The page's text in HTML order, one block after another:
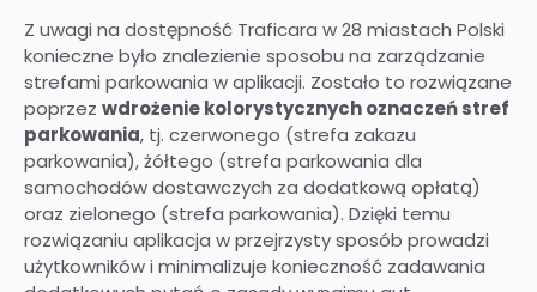
Z uwagi na dostępność Traficara w 28 miastach Polski
konieczne było znalezienie sposobu na zarządzanie
strefami parkowania w aplikacji. Zostało to rozwiązane
poprzez wdrożenie kolorystycznych oznaczeń stref
parkowania, tj. czerwonego (strefa zakazu
parkowania), żółtego (strefa parkowania dla
samochodów dostawczych za dodatkową opłatą)
oraz zielonego (strefa parkowania). Dzięki temu
rozwiązaniu aplikacja w przejrzysty sposób prowadzi
użytkowników i minimalizuje konieczność zadawania